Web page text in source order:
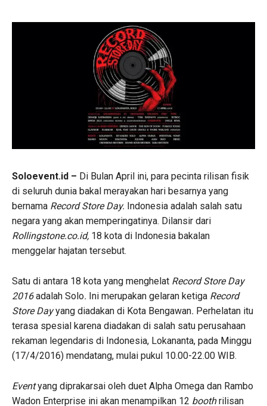
Soloevent.id – Di Bulan April ini, para pecinta rilisan fisik
di seluruh dunia bakal merayakan hari besarnya yang
bernama Record Store Day. Indonesia adalah salah satu
negara yang akan memperingatinya. Dilansir dari
Rollingstone.co.id, 18 kota di Indonesia bakalan
menggelar hajatan tersebut.
Satu di antara 18 kota yang menghelat Record Store Day
2016adalah Solo. Ini merupakan gelaran ketiga Record
Store Dayyang diadakan di Kota Bengawan. Perhelatan itu
terasa spesial karena diadakan di salah satu perusahaan
rekaman legendaris di Indonesia, Lokananta, pada Minggu
(17/4/2016) mendatang, mulai pukul 10.00-22.00 WIB.
Eventyang diprakarsai oleh duet Alpha Omega dan Rambo
Wadon Enterprise ini akan menampilkan 12 boothrilisan